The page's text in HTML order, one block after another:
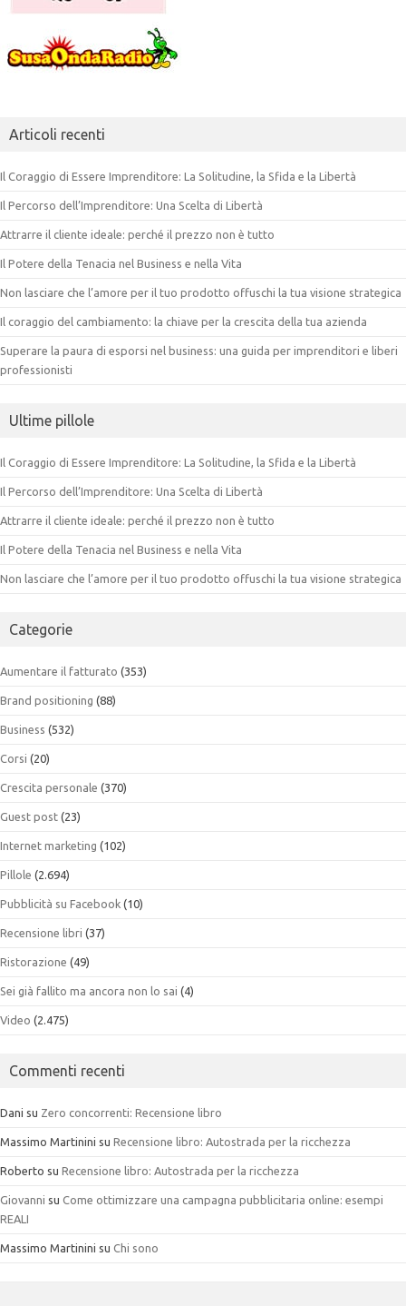
Articoli recenti
Il Coraggio di Essere Imprenditore: La Solitudine, la Sfida e la Libertà
Il Percorso dell’Imprenditore: Una Scelta di Libertà
Attrarre il cliente ideale: perché il prezzo non è tutto
Il Potere della Tenacia nel Business e nella Vita
Non lasciare che l’amore per il tuo prodotto offuschi la tua visione strategica
Il coraggio del cambiamento: la chiave per la crescita della tua azienda
Superare la paura di esporsi nel business: una guida per imprenditori e liberi
professionisti
Ultime pillole
Il Coraggio di Essere Imprenditore: La Solitudine, la Sfida e la Libertà
Il Percorso dell’Imprenditore: Una Scelta di Libertà
Attrarre il cliente ideale: perché il prezzo non è tutto
Il Potere della Tenacia nel Business e nella Vita
Non lasciare che l’amore per il tuo prodotto offuschi la tua visione strategica
Categorie
Aumentare il fatturato (353)
Brand positioning (88)
Business (532)
Corsi (20)
Crescita personale (370)
Guest post (23)
Internet marketing (102)
Pillole (2.694)
Pubblicità su Facebook (10)
Recensione libri (37)
Ristorazione (49)
Sei già fallito ma ancora non lo sai (4)
Video (2.475)
Commenti recenti
Dani su Zero concorrenti: Recensione libro
Massimo Martinini su Recensione libro: Autostrada per la ricchezza
Roberto su Recensione libro: Autostrada per la ricchezza
Giovanni su Come ottimizzare una campagna pubblicitaria online: esempi
REALI
Massimo Martinini su Chi sono